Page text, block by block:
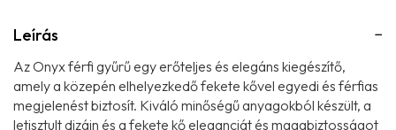
Leírás
Az Onyx férfi gyűrű egy erőteljes és elegáns kiegészítő,
amely a közepén elhelyezkedő fekete kővel egyedi és férfias
megjelenést biztosít. Kiváló minőségű anyagokból készült, a
letisztult dizájn és a fekete kő eleganciát és magabiztosságot